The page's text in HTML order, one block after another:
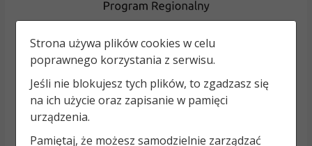
Strona używa plików cookies w celu
poprawnego korzystania z serwisu.
Jeśli nie blokujesz tych plików, to zgadzasz się
na ich użycie oraz zapisanie w pamięci
urządzenia.
Pamiętaj, że możesz samodzielnie zarządzać